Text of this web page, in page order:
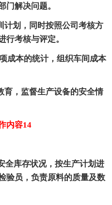
门解决问题。
划，同时按照公司考核方
行考核与评定。
本的统计，组织车间成本
，监督生产设备的安全情
内容14
库存状况，按生产计划进
验员，负责原料的质量及数